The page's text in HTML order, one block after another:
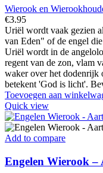
Wierook en
€3.95
Uriël wordt vaak gezien
van Eden" of de engel
Uriël wordt in de
regent van de zon, vlam
waker over het dodenrijk
betekent 'God is licht'.
Toevoegen aan
Quick view
Add to compare
Engelen Wierook –